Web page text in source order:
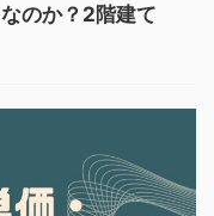
のか？2階建て